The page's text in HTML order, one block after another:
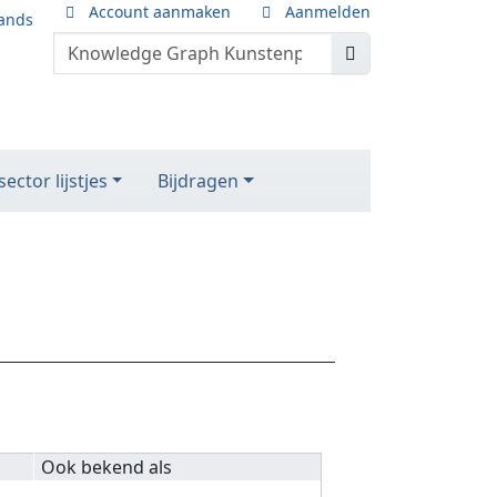
Account aanmaken Aanmelden
lijstjes Bijdragen
Ook bekend als